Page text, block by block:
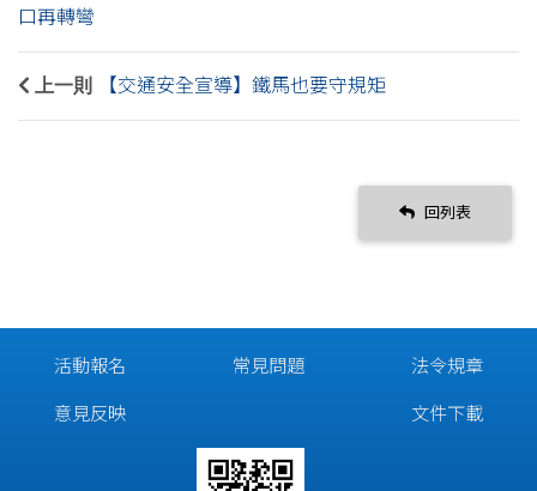
口再轉彎
上一則 【交通安全宣導】鐵馬也要守規矩
回列表
活動報名
意見反映
常見問題 法令規章
文件下載